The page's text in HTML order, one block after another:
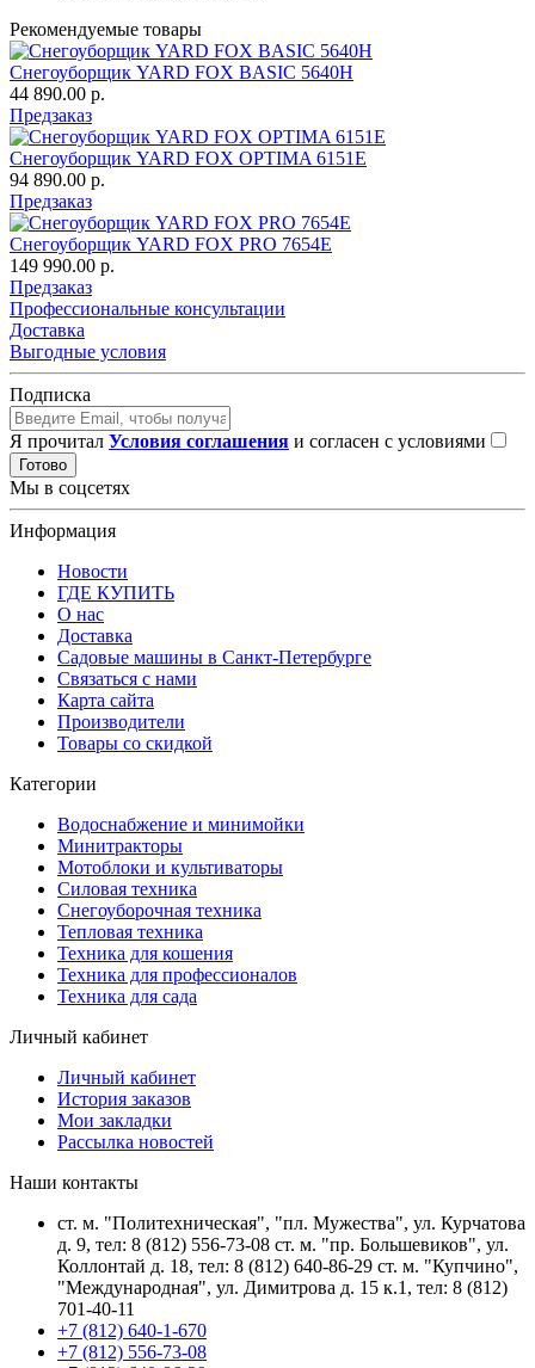
Рекомендуемые товары
Снегоуборщик YARD FOX BASIC 5640H
44 890.00 р.
Предзаказ
Снегоуборщик YARD FOX OPTIMA 6151E
94 890.00 р.
Предзаказ
Снегоуборщик YARD FOX PRO 7654E
149 990.00 р.
Предзаказ
Профессиональные консультации
Доставка
Выгодные условия
Подписка
Я прочитал Условия соглашения и согласен с условиями
Готово
Мы в соцсетях
Информация
Новости
ГДЕ КУПИТЬ
О нас
Доставка
Садовые машины в Санкт-Петербурге
Связаться с нами
Карта сайта
Производители
Товары со скидкой
Категории
Водоснабжение и минимойки
Минитракторы
Мотоблоки и культиваторы
Силовая техника
Снегоуборочная техника
Тепловая техника
Техника для кошения
Техника для профессионалов
Техника для сада
Личный кабинет
Личный кабинет
История заказов
Мои закладки
Рассылка новостей
Наши контакты
ст. м. "Политехническая", "пл. Мужества", ул. Курчатова
д. 9, тел: 8 (812) 556-73-08 ст. м. "пр. Большевиков", ул.
Коллонтай д. 18, тел: 8 (812) 640-86-29 ст. м. "Купчино",
"Международная", ул. Димитрова д. 15 к.1, тел: 8 (812)
701-40-11
+7 (812) 640-1-670
+7 (812) 556-73-08